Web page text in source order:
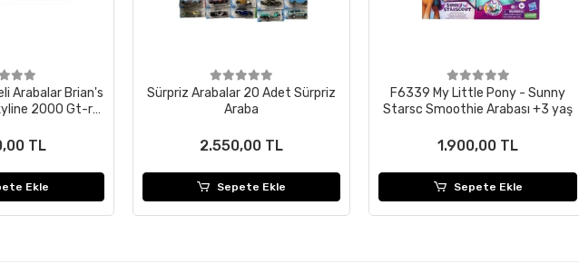
Arabalar Brian's
2000 Gt-r
TL
Ekle
Sürpriz Arabalar 20 Adet Sürpriz
Araba
2.550,00 TL
Sepete Ekle
F6339 My Little Pony - Sunny
Starsc Smoothie Arabası +3 yaş
1.900,00 TL
Sepete Ekle